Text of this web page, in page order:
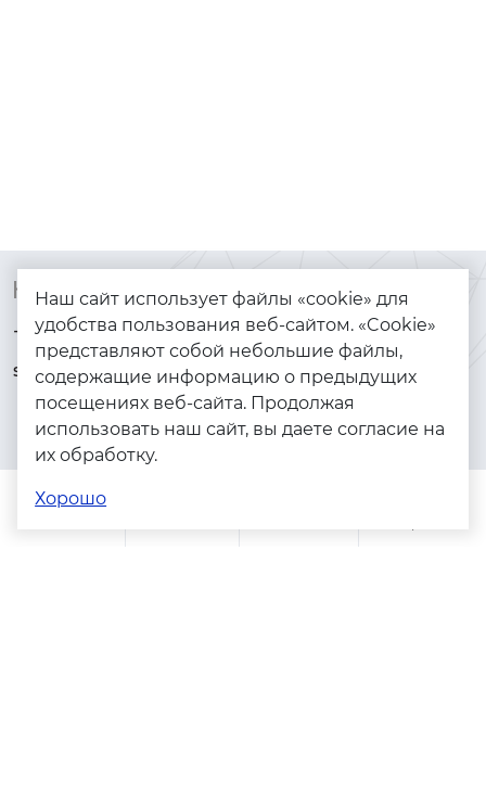
Контакты
+7 (925) 144-64-73
serebryanyye.grani@mail.ru
Каталог
Браслеты
Золото
Серебро
Помощь
Наш сайт использует файлы «cookie» для
удобства пользования веб-сайтом. «Cookie»
представляют собой небольшие файлы,
содержащие информацию о предыдущих
посещениях веб-сайта. Продолжая
использовать наш сайт, вы даете согласие на
их обработку.
Хорошо